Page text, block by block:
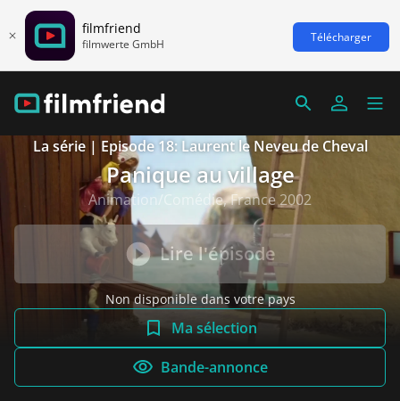
filmfriend
filmwerte GmbH Télécharger
La série | Episode 18: Laurent le Neveu de Cheval
Panique au village
Animation/Comédie, France 2002
Lire l'épisode
Non disponible dans votre pays
Ma sélection
Bande-annonce